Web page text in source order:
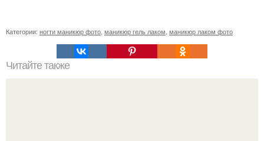
Категории: ногти маникюр фото, маникюр гель лаком, маникюр лаком фото
Читайте также